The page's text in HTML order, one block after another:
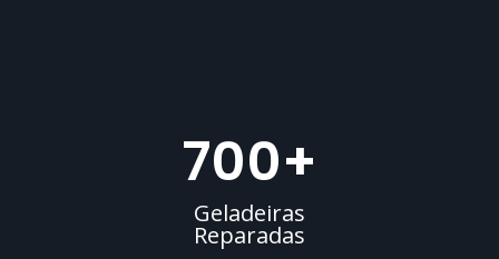
700+
Geladeiras
Reparadas